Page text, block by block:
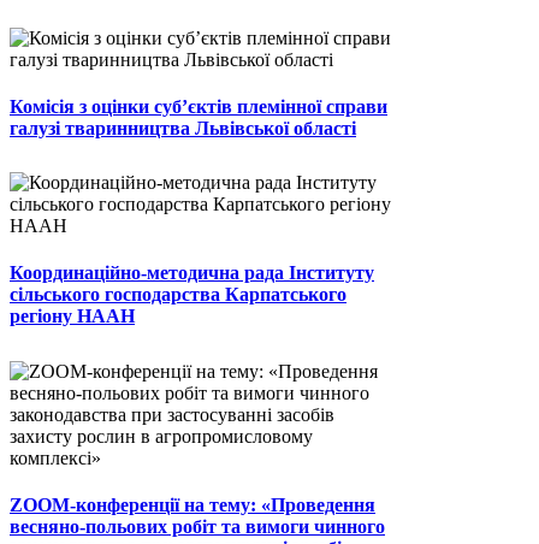
Комісія з оцінки суб’єктів племінної справи
галузі тваринництва Львівської області
Координаційно-методична рада Інституту
сільського господарства Карпатського
регіону НААН
ZOOM-конференції на тему: «Проведення
весняно-польових робіт та вимоги чинного